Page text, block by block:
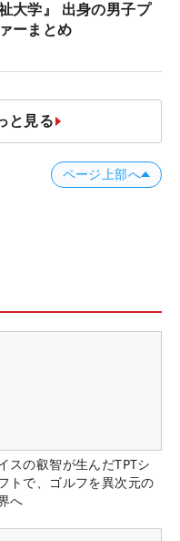
大学』 出身の男子プ
ーまとめ
と見る
ページ上部へ
スの叡智が生んだTPTシ
トで、ゴルフを異次元の
へ